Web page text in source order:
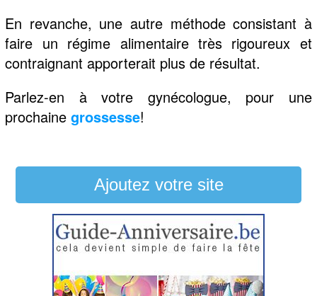
En revanche, une autre méthode consistant à
faire un régime alimentaire très rigoureux et
contraignant apporterait plus de résultat.
Parlez-en à votre gynécologue, pour une
prochainegrossesse!
Ajoutez votre site